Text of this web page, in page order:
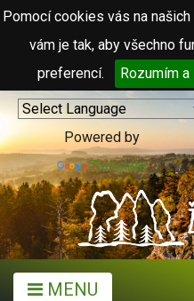
Pomocí cookies vás na
vám je tak, aby všechno
preferencí.
Rozumím
Powered by
Translate
MENU